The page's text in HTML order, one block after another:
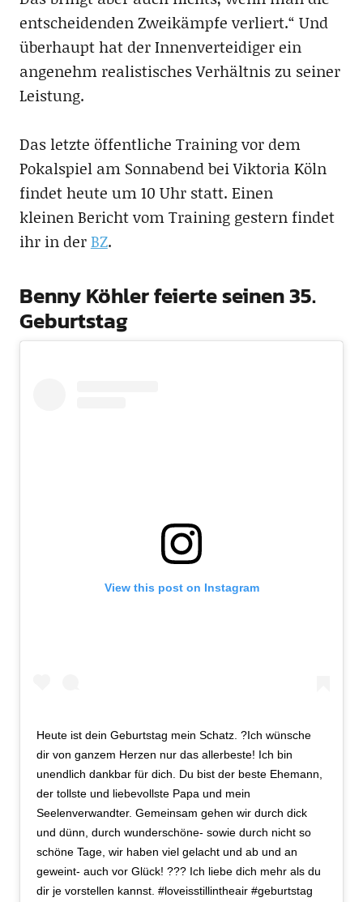
entscheidenden Zweikämpfe verliert.“ Und
überhaupt hat der Innenverteidiger ein
angenehm realistisches Verhältnis zu seiner
Leistung.
Das letzte öffentliche Training vor dem
Pokalspiel am Sonnabend bei Viktoria Köln
findet heute um 10 Uhr statt. Einen
kleinen Bericht vom Training gestern findet
ihr in derBZ.
Benny Köhler feierte seinen 35.
Geburtstag
View this post on Instagram
Heute ist dein Geburtstag mein Schatz. ?Ich wünsche
dir von ganzem Herzen nur das allerbeste! Ich bin
unendlich dankbar für dich. Du bist der beste Ehemann,
der tollste und liebevollste Papa und mein
Seelenverwandter. Gemeinsam gehen wir durch dick
und dünn, durch wunderschöne- sowie durch nicht so
schöne Tage, wir haben viel gelacht und ab und an
geweint- auch vor Glück! ??? Ich liebe dich mehr als du
dir je vorstellen kannst. #loveisstillintheair #geburtstag